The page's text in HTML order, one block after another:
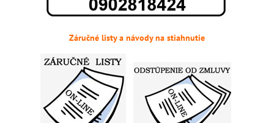
Záručné listy a návody na stiahnutie